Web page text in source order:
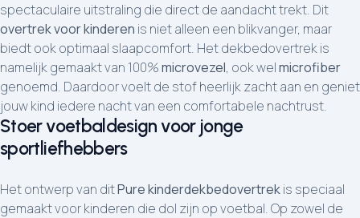
spectaculaire uitstraling die direct de aandacht trekt. Dit
overtrek voor kinderen is niet alleen een blikvanger, maar
biedt ook optimaal slaapcomfort. Het dekbedovertrek is
namelijk gemaakt van 100%microvezel, ook welmicrofiber
genoemd. Daardoor voelt de stof heerlijk zacht aan en geniet
jouw kind iedere nacht van een comfortabele nachtrust.
Stoer voetbaldesign voor jonge
sportliefhebbers
Het ontwerp van ditPure kinderdekbedovertrekis speciaal
gemaakt voor kinderen die dol zijn op voetbal. Op zowel de